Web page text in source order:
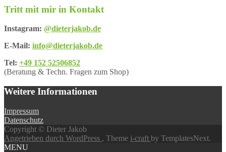
Tritt mit mir in Kontakt
Instagram: @dieterjakob.de
E-Mail: info@dieterjakob.de
Tel: +49 152 52506852
(Beratung & Techn. Fragen zum Shop)
Weitere Informationen
Impressum
Datenschutz
Copyright © Dieter Jakob
Angetrieben durch WordPress , Theme i-craft by TemplatesNext.
MENU